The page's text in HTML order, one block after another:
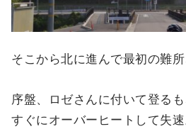
そこから北に進んで最初の難所
序盤、ロゼさんに付いて登るも
すぐにオーバーヒートして失速